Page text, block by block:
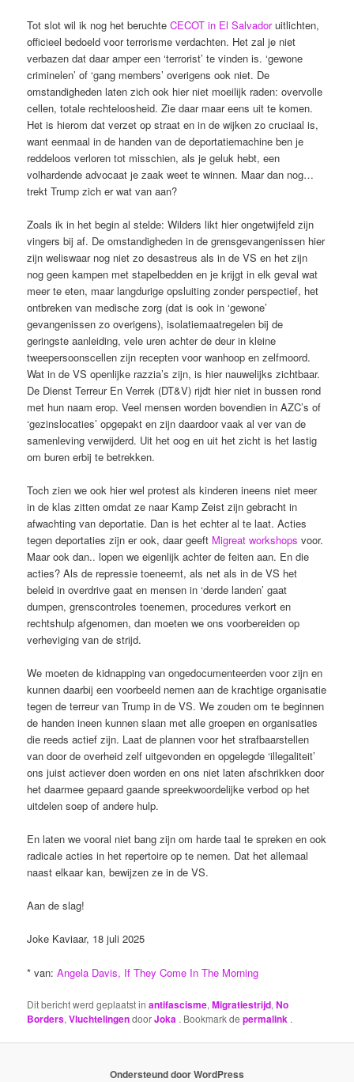
Tot slot wil ik nog het beruchteCECOT in El Salvadoruitlichten,
officieel bedoeld voor terrorisme verdachten. Het zal je niet
verbazen dat daar amper een ‘terrorist’ te vinden is. ‘gewone
criminelen’ of ‘gang members’ overigens ook niet. De
omstandigheden laten zich ook hier niet moeilijk raden: overvolle
cellen, totale rechteloosheid. Zie daar maar eens uit te komen.
Het is hierom dat verzet op straat en in de wijken zo cruciaal is,
want eenmaal in de handen van de deportatiemachine ben je
reddeloos verloren tot misschien, als je geluk hebt, een
volhardende advocaat je zaak weet te winnen. Maar dan nog…
trekt Trump zich er wat van aan?
Zoals ik in het begin al stelde: Wilders likt hier ongetwijfeld zijn
vingers bij af. De omstandigheden in de grensgevangenissen hier
zijn weliswaar nog niet zo desastreus als in de VS en het zijn
nog geen kampen met stapelbedden en je krijgt in elk geval wat
meer te eten, maar langdurige opsluiting zonder perspectief, het
ontbreken van medische zorg (dat is ook in ‘gewone’
gevangenissen zo overigens), isolatiemaatregelen bij de
geringste aanleiding, vele uren achter de deur in kleine
tweepersoonscellen zijn recepten voor wanhoop en zelfmoord.
Wat in de VS openlijke razzia’s zijn, is hier nauwelijks zichtbaar.
De Dienst Terreur En Verrek (DT&V) rijdt hier niet in bussen rond
met hun naam erop. Veel mensen worden bovendien in AZC’s of
‘gezinslocaties’ opgepakt en zijn daardoor vaak al ver van de
samenleving verwijderd. Uit het oog en uit het zicht is het lastig
om buren erbij te betrekken.
Toch zien we ook hier wel protest als kinderen ineens niet meer
in de klas zitten omdat ze naar Kamp Zeist zijn gebracht in
afwachting van deportatie. Dan is het echter al te laat. Acties
tegen deportaties zijn er ook, daar geeft Migreat workshops voor.
Maar ook dan.. lopen we eigenlijk achter de feiten aan. En die
acties? Als de repressie toeneemt, als net als in de VS het
beleid in overdrive gaat en mensen in ‘derde landen’ gaat
dumpen, grenscontroles toenemen, procedures verkort en
rechtshulp afgenomen, dan moeten we ons voorbereiden op
verheviging van de strijd.
We moeten de kidnapping van ongedocumenteerden voor zijn en
kunnen daarbij een voorbeeld nemen aan de krachtige organisatie
tegen de terreur van Trump in de VS. We zouden om te beginnen
de handen ineen kunnen slaan met alle groepen en organisaties
die reeds actief zijn. Laat de plannen voor het strafbaarstellen
van door de overheid zelf uitgevonden en opgelegde ‘illegaliteit’
ons juist actiever doen worden en ons niet laten afschrikken door
het daarmee gepaard gaande spreekwoordelijke verbod op het
uitdelen soep of andere hulp.
En laten we vooral niet bang zijn om harde taal te spreken en ook
radicale acties in het repertoire op te nemen. Dat het allemaal
naast elkaar kan, bewijzen ze in de VS.
Aan de slag!
Joke Kaviaar, 18 juli 2025
* van:Angela Davis, If They Come In The Morning
Dit bericht werd geplaatst inantifascisme,Migratiestrijd,No
Borders,VluchtelingendoorJoka . Bookmark depermalink .
Ondersteund door WordPress